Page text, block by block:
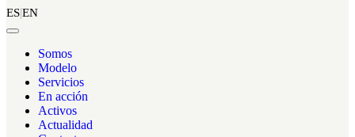
ESEN
Somos
Modelo
Servicios
En acción
Activos
Actualidad